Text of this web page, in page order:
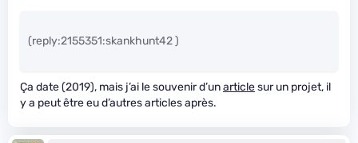
(reply:2155351:skankhunt42 )
Ça date (2019), mais j’ai le souvenir d’unarticlesur un projet, il
y a peut être eu d’autres articles après.